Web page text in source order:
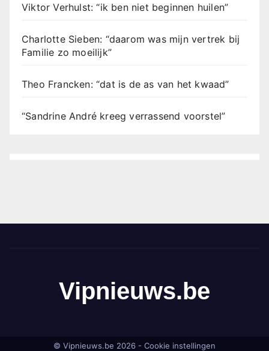
Viktor Verhulst: “ik ben niet beginnen huilen”
Charlotte Sieben: “daarom was mijn vertrek bij
Familie zo moeilijk”
Theo Francken: “dat is de as van het kwaad”
“Sandrine André kreeg verrassend voorstel”
Vipnieuws.be
© Vipnieuws.be 2026 - Cookie instellingen